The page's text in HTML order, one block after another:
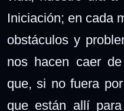
Iniciación; en cada
obstáculos y
nos hacen caer
que, si no fuera
que están allí